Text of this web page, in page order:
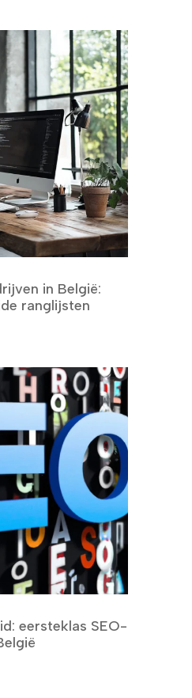
in België:
ranglijsten
eersteklas SEO-